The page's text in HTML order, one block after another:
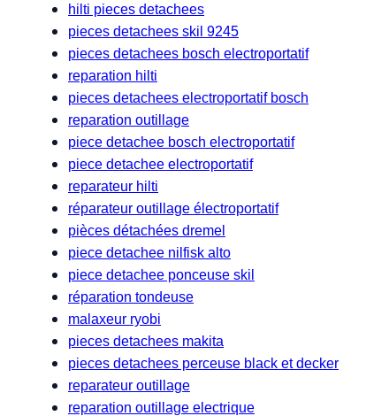
hilti pieces detachees
pieces detachees skil 9245
pieces detachees bosch electroportatif
reparation hilti
pieces detachees electroportatif bosch
reparation outillage
piece detachee bosch electroportatif
piece detachee electroportatif
reparateur hilti
réparateur outillage électroportatif
pièces détachées dremel
piece detachee nilfisk alto
piece detachee ponceuse skil
réparation tondeuse
malaxeur ryobi
pieces detachees makita
pieces detachees perceuse black et decker
reparateur outillage
reparation outillage electrique